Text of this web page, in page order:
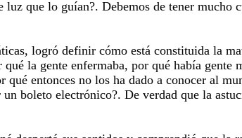
que lo guían?. Debemos de tener mucho
logró definir cómo está constituida la
la gente enfermaba, por qué había
entonces no los ha dado a conocer al
boleto electrónico?. De verdad que la